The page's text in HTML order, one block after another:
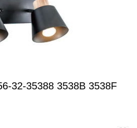
32-35388 3538B 3538F